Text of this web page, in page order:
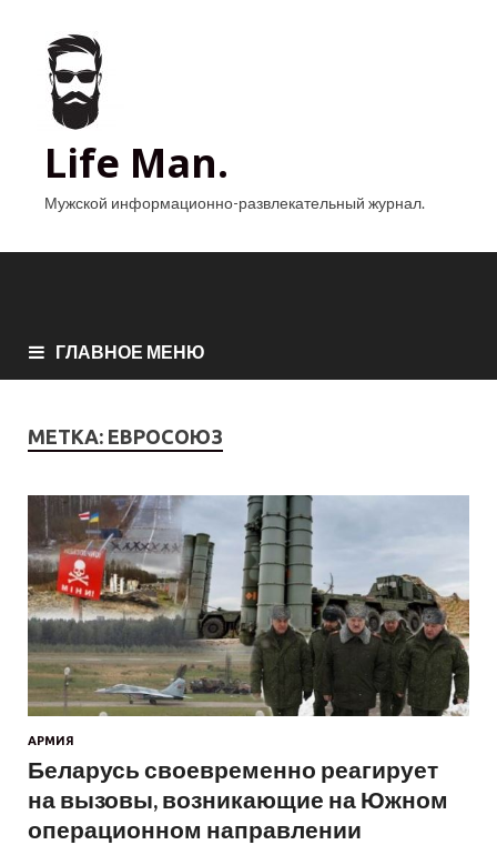
Life Man.
Мужской информационно-развлекательный журнал.
ГЛАВНОЕ МЕНЮ
МЕТКА: ЕВРОСОЮЗ
АРМИЯ
Беларусь своевременно реагирует
на вызовы, возникающие на Южном
операционном направлении